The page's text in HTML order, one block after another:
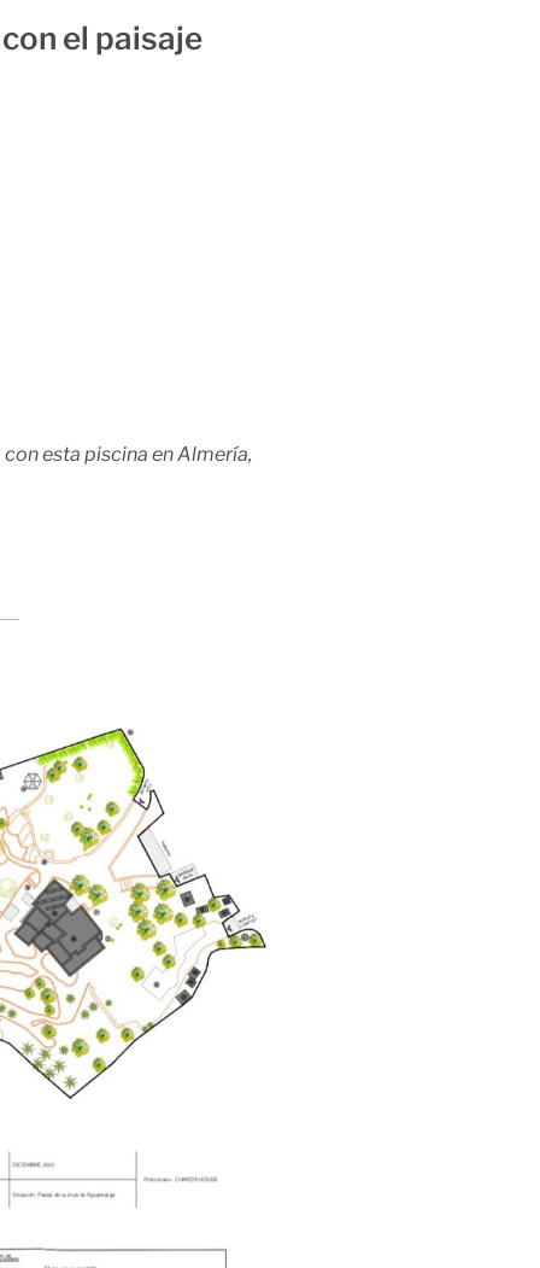
el paisaje
esta piscina en Almería,